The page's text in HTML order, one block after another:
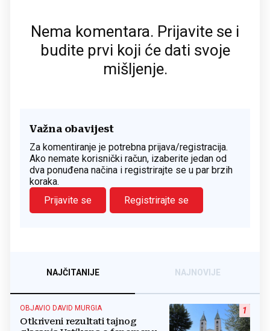
Nema komentara. Prijavite se i
budite prvi koji će dati svoje
mišljenje.
Važna obavijest
Za komentiranje je potrebna prijava/registracija.
Ako nemate korisnički račun, izaberite jedan od
dva ponuđena načina i registrirajte se u par brzih
koraka.
Prijavite se
Registrirajte se
NAJČITANIJE NAJNOVIJE
1
OBJAVIO DAVID MURGIA
Otkriveni rezultati tajnog